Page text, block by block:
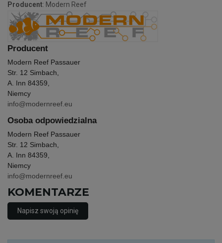
Producent: Modern Reef
Producent
Modern Reef Passauer
Str. 12 Simbach,
A. Inn 84359,
Niemcy
info@modernreef.eu
Osoba odpowiedzialna
Modern Reef Passauer
Str. 12 Simbach,
A. Inn 84359,
Niemcy
info@modernreef.eu
KOMENTARZE
Napisz swoją opinię